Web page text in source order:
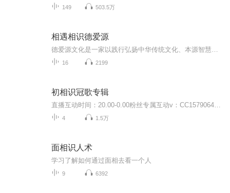
149 503.5万
相遇相识德爱源
16 2199
初相识冠歌专辑
4 1.5万
面相识人术
学习了解如何通过面相去看一个人
9 6392